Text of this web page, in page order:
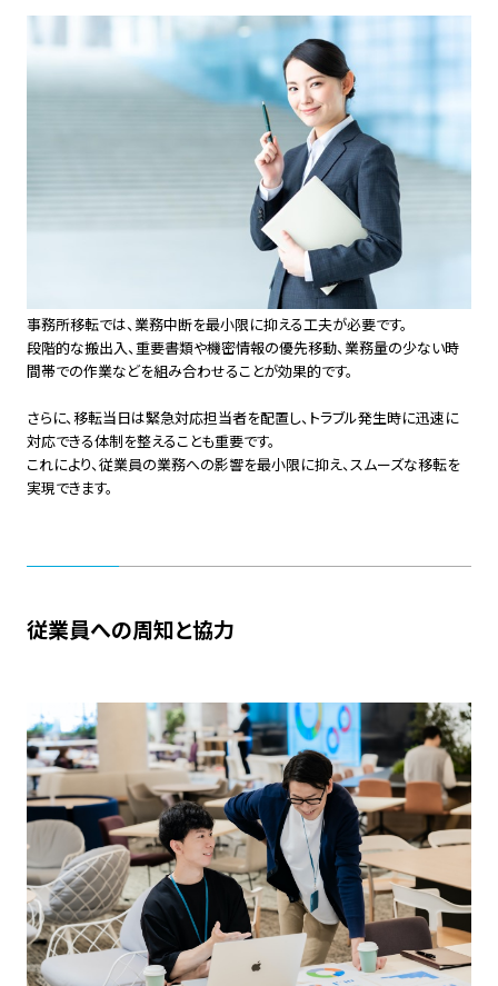
事務所移転では、業務中断を最小限に抑える工夫が必要です。
段階的な搬出入、重要書類や機密情報の優先移動、業務量の少ない時
間帯での作業などを組み合わせることが効果的です。
さらに、移転当日は緊急対応担当者を配置し、トラブル発生時に迅速に
対応できる体制を整えることも重要です。
これにより、従業員の業務への影響を最小限に抑え、スムーズな移転を
実現できます。
従業員への周知と協力